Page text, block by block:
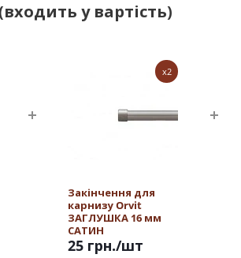
у вартість)
x2
Закінчення для
карнизу Orvit
ЗАГЛУШКА 16 мм
САТИН
25 грн./шт